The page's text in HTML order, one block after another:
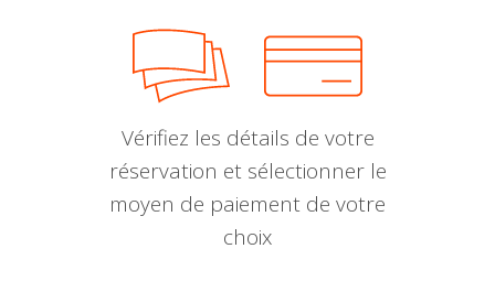
Vérifiez les détails de votre
réservation et sélectionner le
moyen de paiement de votre
choix